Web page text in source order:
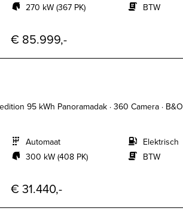
270 kW (367 PK)
BTW
€ 85.999,-
95 kWh Panoramadak · 360 Camera ·
Automaat
300 kW (408 PK)
Elektrisch
BTW
€ 31.440,-